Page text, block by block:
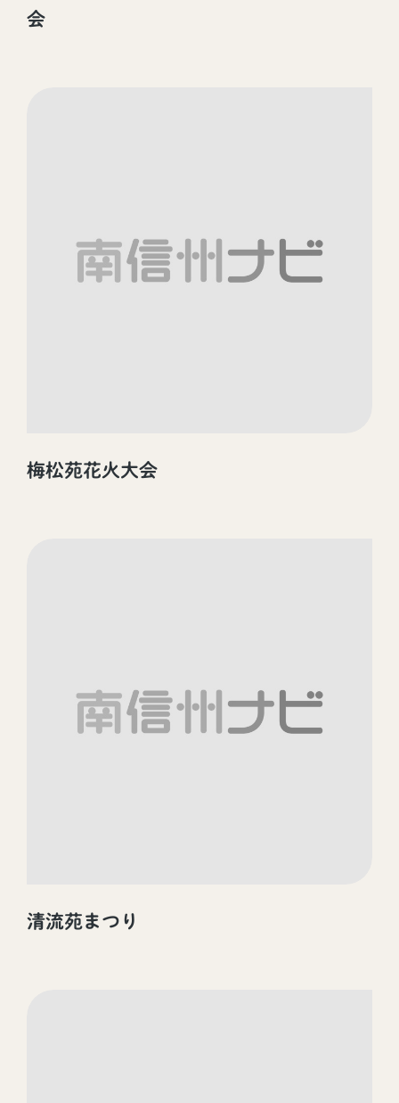
会
梅松苑花火大会
清流苑まつり